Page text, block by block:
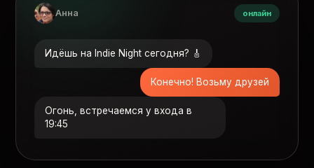
Анна онлайн
Идёшь на Indie Night сегодня? 🎸
Конечно! Возьму друзей
Огонь, встречаемся у входа в
19:45